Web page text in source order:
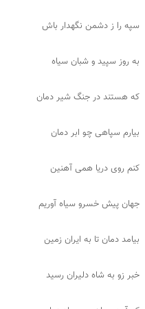
سپه را ز دشمن نگهدار باش
به روز سپید و شبان سیاه
که هستند در جنگ شیر دمان
بیارم سپاهی چو ابر دمان
کنم روی دریا همی آهنین
جهان پیش خسرو سیاه آوریم
بیامد دمان تا به ایران زمین
خبر زو به شاه دلیران رسید